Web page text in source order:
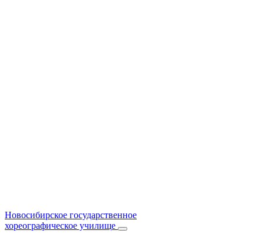
Новосибирское государственное
хореографическое училище